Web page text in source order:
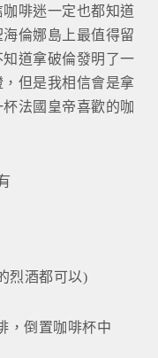
啡迷一定也都知道
倫娜島上最值得留
道拿破倫發明了一
但是我相信會是拿
法國皇帝喜歡的咖
烈酒都可以)
，倒置咖啡杯中